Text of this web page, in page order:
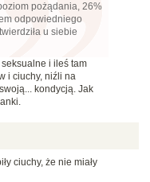
pożądania, 26%
odpowiedniego
u siebie
i ileś tam
i ciuchy, niźli na
kondycją. Jak
ciuchy, że nie miały